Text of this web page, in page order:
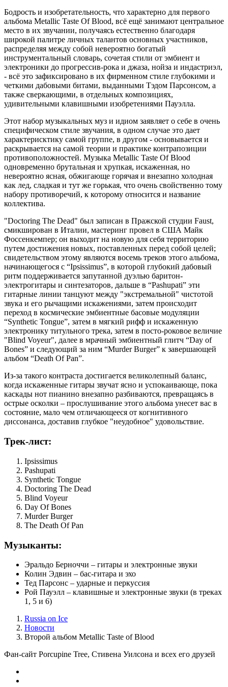
Бодрость и изобретательность, что характерно для первого
альбома Metallic Taste Of Blood, всё ещё занимают центральное
место в их звучании, получаясь естественно благодаря
широкой палитре личных талантов основных участников,
распределяя между собой невероятно богатый
инструментальный словарь, сочетая стили от эмбиент и
электроники до прогрессив-рока и джаза, нойза и индастриэл,
- всё это зафиксировано в их фирменном стиле глубокими и
четкими дабовыми битами, выданными Тэдом Парсонсом, а
также сверкающими, в отдельных композициях,
удивительными клавишными изобретениями Пауэлла.
Этот набор музыкальных муз и идиом заявляет о себе в очень
специфическом стиле звучания, в одном случае это дает
характерисктику самой группе, в другом - основывается и
раскрывается на самой теории и практике контрапозиции
противоположностей. Музыка Metallic Taste Of Blood
одновременно брутальная и хрупкая, искаженная, но
невероятно ясная, обжигающе горячая и внезапно холодная
как лед, сладкая и тут же горькая, что очень свойственно тому
набору противоречий, к которому относится и название
коллектива.
"Doctoring The Dead" был записан в Пражской студии Faust,
смикширован в Италии, мастеринг провел в США Майк
Фоссенкемпер; он выходит на новую для себя территорию
путем достижения новых, поставленных перед собой целей;
свидетельством этому являются восемь треков этого альбома,
начинающегося с “Ipsissimus”, в которой глубокий дабовый
ритм поддерживается запутанной дуэлью баритон-
электрогитары и синтезаторов, дальше в “Pashupati” эти
гитарные линии танцуют между "экстремальной" чистотой
звука и его рычащими искажениями, затем происходит
переход в космические эмбиентные басовые модуляции
“Synthetic Tongue”, затем в мягкий рифф и искаженную
электронику титульного трека, затем в посто-роковое величие
"Blind Voyeur", далее в мрачный эмбиентный глитч “Day of
Bones” и следующий за ним “Murder Burger” к завершающей
альбом “Death Of Pan”.
Из-за такого контраста достигается великолепный баланс,
когда искаженные гитары звучат ясно и успокаивающе, пока
каскады нот пианино внезапно разбиваются, превращаясь в
острые осколки – прослушивание этого альбома унесет вас в
состояние, мало чем отличающееся от когнитивного
диссонанса, доставив глубкое "неудобное" удовольствие.
Трек-лист:
Ipsissimus
Pashupati
Synthetic Tongue
Doctoring The Dead
Blind Voyeur
Day Of Bones
Murder Burger
The Death Of Pan
Музыканты:
Эральдо Берноччи – гитары и электронные звуки
Колин Эдвин – бас-гитара и эхо
Тед Парсонс – ударные и перкуссия
Рой Пауэлл – клавишные и электронные звуки (в треках
1, 5 и 6)
Russia on Ice
Новости
Второй альбом Metallic Taste of Blood
Фан-сайт Porcupine Tree, Стивена Уилсона и всех его друзей